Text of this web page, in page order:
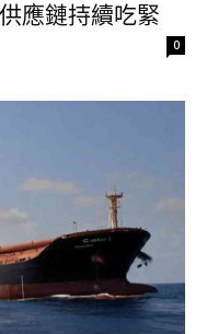
應鏈持續吃緊
0